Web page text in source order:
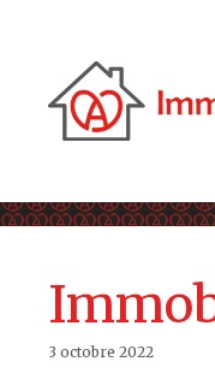
3 octobre 2022